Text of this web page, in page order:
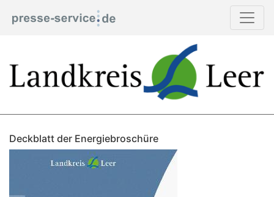
Deckblatt der Energiebroschüre